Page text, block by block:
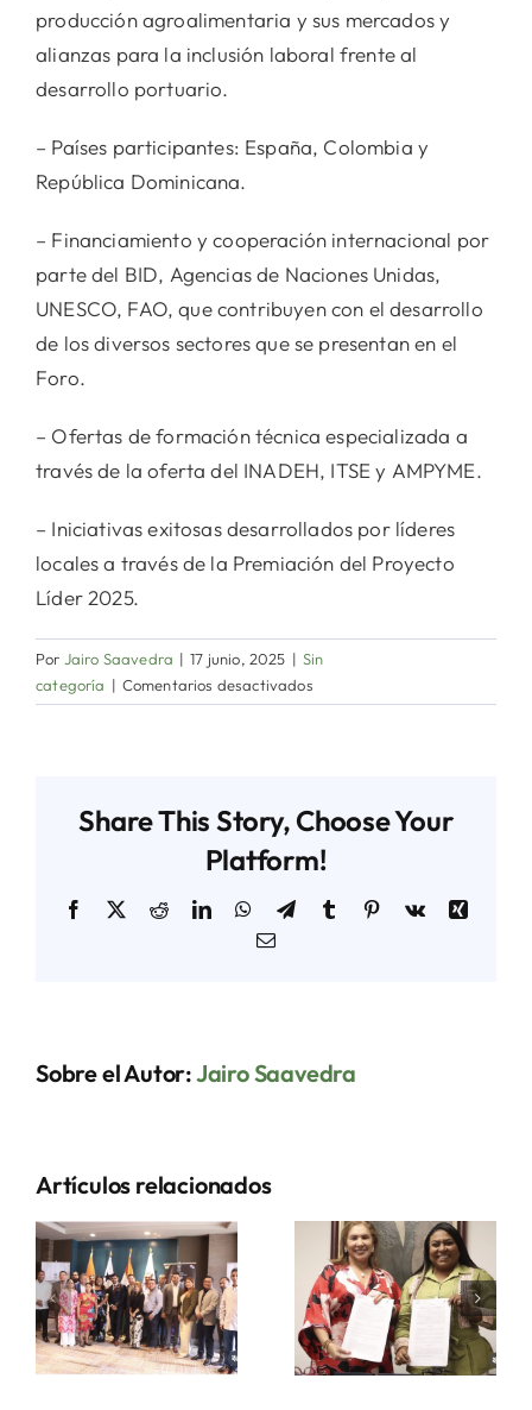
producción agroalimentaria y sus mercados y
alianzas para la inclusión laboral frente al
desarrollo portuario.
– Países participantes: España, Colombia y
República Dominicana.
– Financiamiento y cooperación internacional por
parte del BID, Agencias de Naciones Unidas,
UNESCO, FAO, que contribuyen con el desarrollo
de los diversos sectores que se presentan en el
Foro.
– Ofertas de formación técnica especializada a
través de la oferta del INADEH, ITSE y AMPYME.
– Iniciativas exitosas desarrollados por líderes
locales a través de la Premiación del Proyecto
Líder 2025.
Por Jairo Saavedra | 17 junio, 2025 | Sin
categoría | Comentarios desactivadosen
Autoridad
anuncia
Gobiernos
Impulsando
Share This Story, Choose Your
Platform!
Facebook
X RedditLinkedInWhatsApp
TelegramTumblr Pinterest
Vk
Xing
Correo
Sobre el Autor:Jairo Saavedra
Artículos relacionados